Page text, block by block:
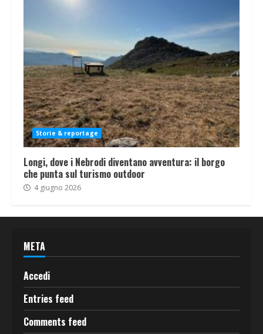
Storie & reportage
Longi, dove i Nebrodi diventano avventura: il borgo
che punta sul turismo outdoor
4 giugno 2026
META
Accedi
Entries feed
Comments feed